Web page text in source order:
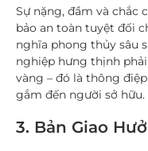
Sự nặng, đầm và chắc
bảo an toàn tuyệt đối
nghĩa phong thủy sâu
nghiệp hưng thịnh
vàng – đó là thông
gắm đến người sở hữu.
3. Bản Giao